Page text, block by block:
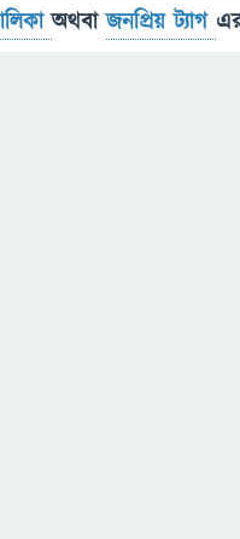
অথবাজনপ্রিয় ট্যাগ